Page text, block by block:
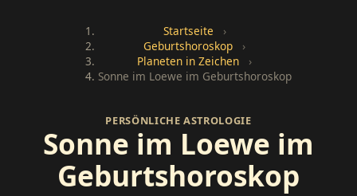
Startseite
›
Geburtshoroskop
›
Planeten in Zeichen
›
Sonne im Loewe im Geburtshoroskop
PERSÖNLICHE ASTROLOGIE
Sonne im Loewe im
Geburtshoroskop